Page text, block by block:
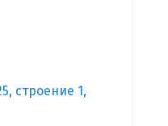
строение 1,